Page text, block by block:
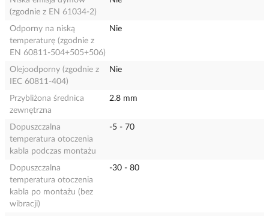
(zgodnie z EN 61034-2)
Odporny na niską
temperaturę (zgodnie z
EN 60811-504+505+506)
Nie
Olejoodporny (zgodnie z
IEC 60811-404)
Nie
Przybliżona średnica
zewnętrzna
2.8 mm
Dopuszczalna
temperatura otoczenia
kabla podczas montażu
-5 - 70
Dopuszczalna
temperatura otoczenia
kabla po montażu (bez
wibracji)
-30 - 80